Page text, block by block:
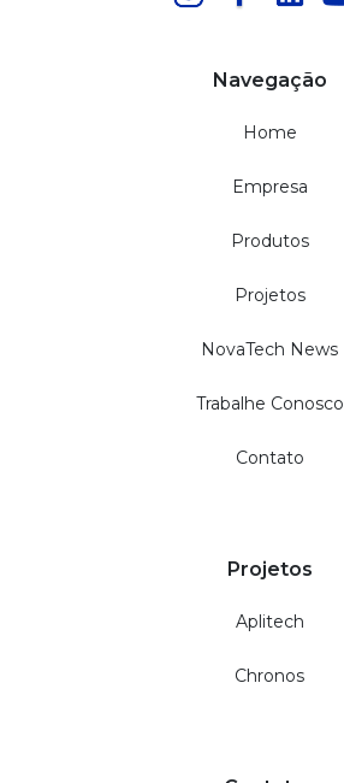
Navegação
Home
Empresa
Produtos
Projetos
NovaTech News
Trabalhe Conosco
Contato
Projetos
Aplitech
Chronos